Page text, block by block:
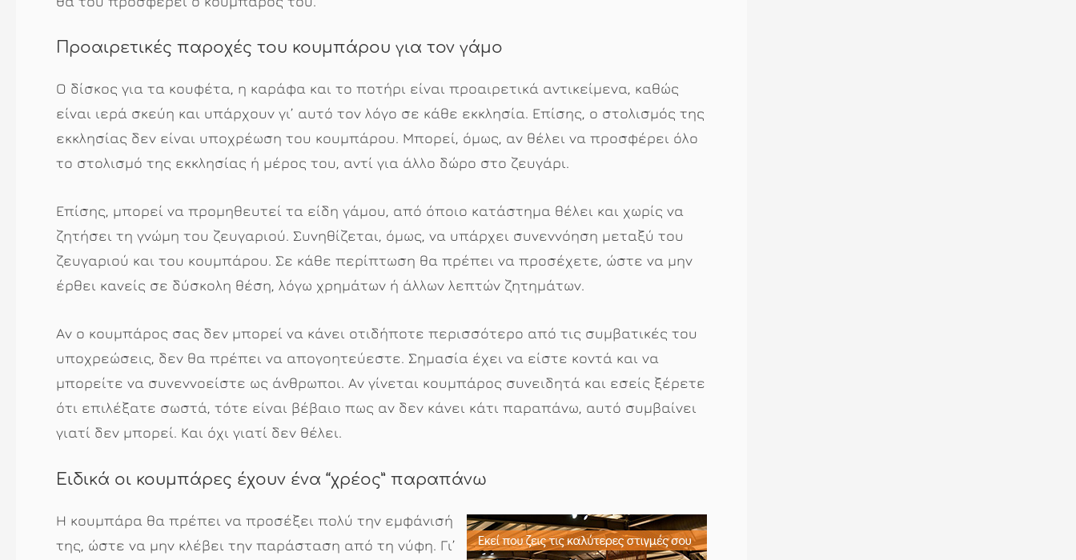
Προαιρετικές παροχές του κουμπάρου για τον γάμο
Ο δίσκος για τα κουφέτα, η καράφα και το ποτήρι είναι προαιρετικά αντικείμενα, καθώς
είναι ιερά σκεύη και υπάρχουν γι’ αυτό τον λόγο σε κάθε εκκλησία. Επίσης, ο στολισμός της
εκκλησίας δεν είναι υποχρέωση του κουμπάρου. Μπορεί, όμως, αν θέλει να προσφέρει όλο
το στολισμό της εκκλησίας ή μέρος του, αντί για άλλο δώρο στο ζευγάρι.
Επίσης, μπορεί να προμηθευτεί τα είδη γάμου, από όποιο κατάστημα θέλει και χωρίς να
ζητήσει τη γνώμη του ζευγαριού. Συνηθίζεται, όμως, να υπάρχει συνεννόηση μεταξύ του
ζευγαριού και του κουμπάρου. Σε κάθε περίπτωση θα πρέπει να προσέχετε, ώστε να μην
έρθει κανείς σε δύσκολη θέση, λόγω χρημάτων ή άλλων λεπτών ζητημάτων.
Αν ο κουμπάρος σας δεν μπορεί να κάνει οτιδήποτε περισσότερο από τις συμβατικές του
υποχρεώσεις, δεν θα πρέπει να απογοητεύεστε. Σημασία έχει να είστε κοντά και να
μπορείτε να συνεννοείστε ως άνθρωποι. Αν γίνεται κουμπάρος συνειδητά και εσείς ξέρετε
ότι επιλέξατε σωστά, τότε είναι βέβαιο πως αν δεν κάνει κάτι παραπάνω, αυτό συμβαίνει
γιατί δεν μπορεί. Και όχι γιατί δεν θέλει.
Ειδικά οι κουμπάρες έχουν ένα “χρέος” παραπάνω
Η κουμπάρα θα πρέπει να προσέξει πολύ την εμφάνισή
της, ώστε να μην κλέβει την παράσταση από τη νύφη. Γι’